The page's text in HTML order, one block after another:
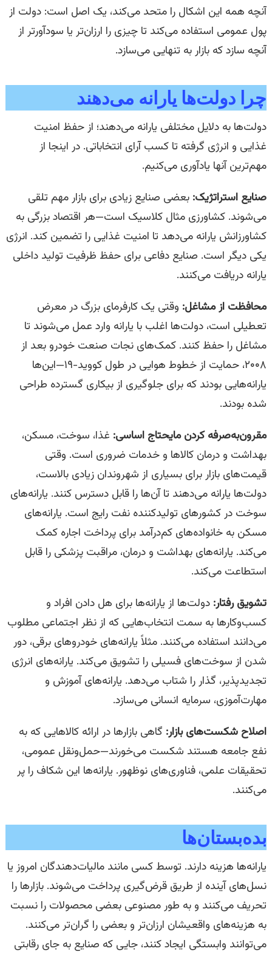
آنچه همه این اشکال را متحد می‌کند، یک اصل است: دولت از
پول عمومی استفاده می‌کند تا چیزی را ارزان‌تر یا سودآورتر از
آنچه سازد که بازار به تنهایی می‌سازد.
چرا دولت‌ها یارانه می‌دهند
دولت‌ها به دلایل مختلفی یارانه می‌دهند؛ از حفظ امنیت
غذایی و انرژی گرفته تا کسب آرای انتخاباتی. در اینجا از
مهم‌ترین آنها یادآوری می‌کنیم.
صنایع استراتژیک: بعضی صنایع زیادی برای بازار مهم تلقی
می‌شوند. کشاورزی مثال کلاسیک است—هر اقتصاد بزرگی به
کشاورزانش یارانه می‌دهد تا امنیت غذایی را تضمین کند. انرژی
یکی دیگر است. صنایع دفاعی برای حفظ ظرفیت تولید داخلی
یارانه دریافت می‌کنند.
محافظت از مشاغل: وقتی یک کارفرمای بزرگ در معرض
تعطیلی است، دولت‌ها اغلب با یارانه وارد عمل می‌شوند تا
مشاغل را حفظ کنند. کمک‌های نجات صنعت خودرو بعد از
۲۰۰۸، حمایت از خطوط هوایی در طول کووید-۱۹—این‌ها
یارانه‌هایی بودند که برای جلوگیری از بیکاری گسترده طراحی
شده بودند.
مقرون‌به‌صرفه کردن مایحتاج اساسی: غذا، سوخت، مسکن،
بهداشت و درمان کالاها و خدمات ضروری است. وقتی
قیمت‌های بازار برای بسیاری از شهروندان زیادی بالاست،
دولت‌ها یارانه می‌دهند تا آن‌ها را قابل دسترس کنند. یارانه‌های
سوخت در کشورهای تولیدکننده نفت رایج است. یارانه‌های
مسکن به خانواده‌های کم‌درآمد برای پرداخت اجاره کمک
می‌کند. یارانه‌های بهداشت و درمان، مراقبت پزشکی را قابل
استطاعت می‌کند.
تشویق رفتار: دولت‌ها از یارانه‌ها برای هل دادن افراد و
کسب‌وکارها به سمت انتخاب‌هایی که از نظر اجتماعی مطلوب
می‌دانند استفاده می‌کنند. مثلاً یارانه‌های خودروهای برقی، دور
شدن از سوخت‌های فسیلی را تشویق می‌کند. یارانه‌های انرژی
تجدیدپذیر، گذار را شتاب می‌دهد. یارانه‌های آموزش و
مهارت‌آموزی، سرمایه انسانی می‌سازد.
اصلاح شکست‌های بازار: گاهی بازارها در ارائه کالاهایی که به
نفع جامعه هستند شکست می‌خورند—حمل‌ونقل عمومی،
تحقیقات علمی، فناوری‌های نوظهور. یارانه‌ها این شکاف را پر
می‌کنند.
بده‌بستان‌ها
یارانه‌ها هزینه دارند. توسط کسی مانند مالیات‌دهندگان امروز یا
نسل‌های آینده از طریق قرض‌گیری پرداخت می‌شوند. بازارها را
تحریف می‌کنند و به طور مصنوعی بعضی محصولات را نسبت
به هزینه‌های واقعیشان ارزان‌تر و بعضی را گران‌تر می‌کنند.
می‌توانند وابستگی ایجاد کنند، جایی که صنایع به جای رقابتی